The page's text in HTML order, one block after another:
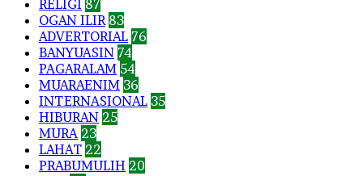
RELIGI 87
OGAN ILIR 83
ADVERTORIAL 76
BANYUASIN 74
PAGARALAM 54
MUARAENIM 36
INTERNASIONAL 35
HIBURAN 25
MURA 23
LAHAT 22
PRABUMULIH 20